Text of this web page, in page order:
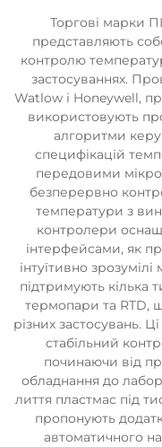
Торгові марки
представляють
контролю
застосуваннях.
Watlow і Honeywell,
використовують
алгоритми
специфікацій
передовими
безперервно
температури з
контролери
інтерфейсами, як
інтуїтивно
підтримують кілька
термопари та RTD,
різних застосувань.
стабільний
починаючи від
обладнання до
лиття пластмас під
пропонують
автоматичного